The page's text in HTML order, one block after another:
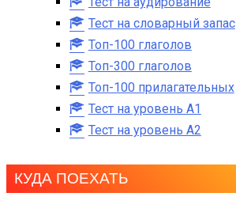
Тест на словарный запас
Топ-100 глаголов
Топ-300 глаголов
Топ-100 прилагательных
Тест на уровень A1
Тест на уровень A2
КУДА ПОЕХАТЬ